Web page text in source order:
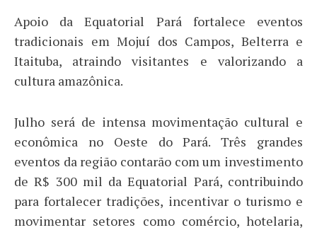
Apoio da Equatorial Pará fortalece eventos
tradicionais em Mojuí dos Campos, Belterra e
Itaituba, atraindo visitantes e valorizando a
cultura amazônica.
Julho será de intensa movimentação cultural e
econômica no Oeste do Pará. Três grandes
eventos da região contarão com um investimento
de R$ 300 mil da Equatorial Pará, contribuindo
para fortalecer tradições, incentivar o turismo e
movimentar setores como comércio, hotelaria,